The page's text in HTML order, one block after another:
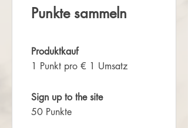
Punkte sammeln
Produktkauf
1 Punkt pro € 1 Umsatz
Sign up to the site
50 Punkte